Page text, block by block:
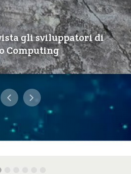
gli sviluppatori di
Computing